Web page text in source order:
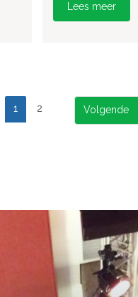
Lees meer
1 2